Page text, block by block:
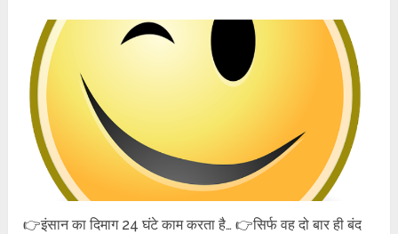
👉इंसान का दिमाग 24 घंटे काम करता है… 👉सिर्फ वह दो बार ही बंद